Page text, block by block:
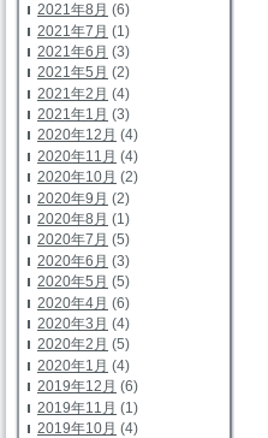
2021年8月 (6)
2021年7月 (1)
2021年6月 (3)
2021年5月 (2)
2021年2月 (4)
2021年1月 (3)
2020年12月 (4)
2020年11月 (4)
2020年10月 (2)
2020年9月 (2)
2020年8月 (1)
2020年7月 (5)
2020年6月 (3)
2020年5月 (5)
2020年4月 (6)
2020年3月 (4)
2020年2月 (5)
2020年1月 (4)
2019年12月 (6)
2019年11月 (1)
2019年10月 (4)